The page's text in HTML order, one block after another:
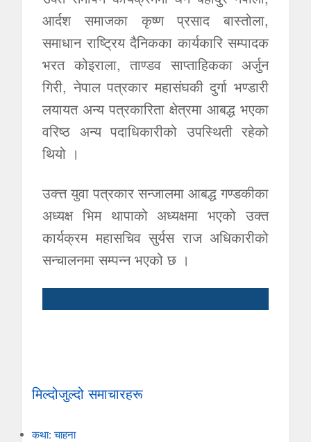
आर्दश समाजका कृष्ण प्रसाद बास्तोला,
समाधान राष्ट्रिय दैनिकका कार्यकारि सम्पादक
भरत कोइराला, ताण्डव साप्ताहिकका अर्जुन
गिरी, नेपाल पत्रकार महासंघकी दुर्गा भण्डारी
लयायत अन्य पत्रकारिता क्षेत्रमा आबद्ध भएका
वरिष्ठ अन्य पदाधिकारीको उपस्थिती रहेको
थियो ।
उक्त्त युवा पत्रकार सन्जालमा आबद्ध गण्डकीका
अध्यक्ष भिम थापाको अध्यक्षमा भएको उक्त
कार्यक्रम महासचिव सुर्यस राज अधिकारीको
सन्चालनमा सम्पन्न भएको छ ।
मिल्दोजुल्दो समाचारहरू
कथा: चाहना